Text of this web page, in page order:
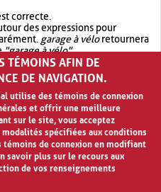
correcte.
des expressions pour
garage à véloretournera
"garage à vélo".
avec OR.garage OR vélo
quegarage à vélo
TÉMOINS AFIN DE
DE NAVIGATION.
utilise des témoins de connexion
et offrir une meilleure
sur le site, vous acceptez
spécifiées aux conditions
témoins de connexion en modifiant
savoir plus sur le recours aux
de vos renseignements